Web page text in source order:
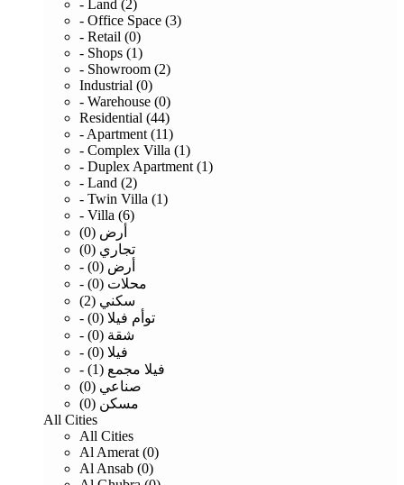
- Land (2)
- Office Space (3)
- Retail (0)
- Shops (1)
- Showroom (2)
Industrial (0)
- Warehouse (0)
Residential (44)
- Apartment (11)
- Complex Villa (1)
- Duplex Apartment (1)
- Land (2)
- Twin Villa (1)
- Villa (6)
أرض (0)
تجاري (0)
- أرض (0)
- محلات (0)
سكني (2)
- توأم فيلا (0)
- شقة (0)
- فيلا (0)
- فيلا مجمع (1)
صناعي (0)
مسكن (0)
All Cities
All Cities
Al Amerat (0)
Al Ansab (0)